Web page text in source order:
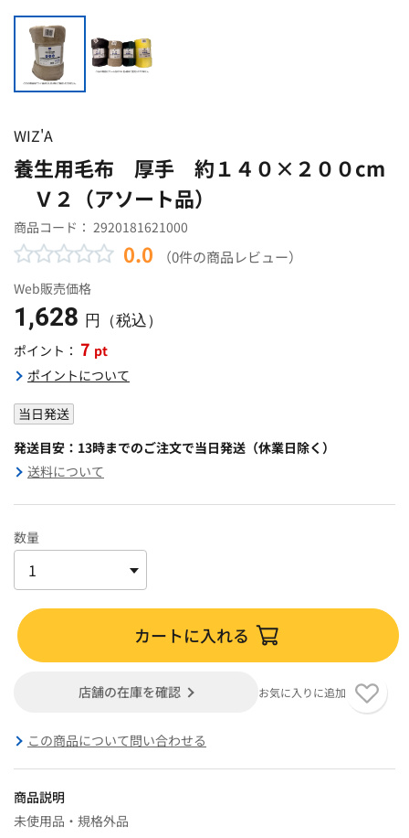
WIZ'A
養生用毛布 厚手 約１４０×２００cm
Ｖ２（アソート品）
商品コード： 2920181621000
0.0 （0件の商品レビュー）
Web販売価格
1,628 円（税込）
ポイント： 7 pt
ポイントについて
当日発送
発送目安：13時までのご注文で当日発送（休業日除く）
送料について
数量
カートに入れる
店舗の在庫を確認 お気に入りに追加
この商品について問い合わせる
商品説明
未使用品・規格外品